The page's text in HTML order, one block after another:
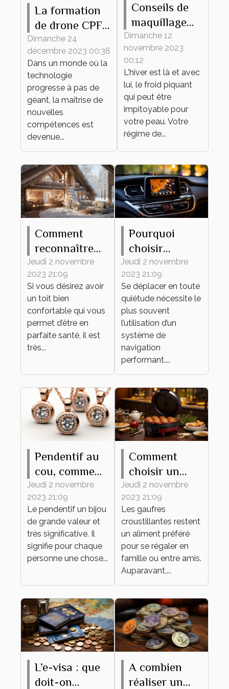
La formation
de drone CPF
comme outil
de
développement
personnel et
professionnel
Dimanche 24
décembre 2023 00:38
Dans un monde où la
technologie
progresse à pas de
géant, la maîtrise de
nouvelles
compétences est
devenue...
Conseils de
maquillage
pour protéger
votre peau du
froid hivernal
Dimanche 12
novembre 2023
00:12
L'hiver est là et avec
lui, le froid piquant
qui peut être
impitoyable pour
votre peau. Votre
régime de...
Comment
reconnaître
une maison
mal isolée ?
Jeudi 2 novembre
2023 21:09
Si vous désirez avoir
un toit bien
confortable qui vous
permet d’être en
parfaite santé, il est
très...
Pourquoi
choisir
MAPPY
comme
système de
navigation ?
Jeudi 2 novembre
2023 21:09
Se déplacer en toute
quiétude nécessite le
plus souvent
l’utilisation d’un
système de
navigation
performant....
Pendentif au
cou, comment
bien en
choisir ?
Jeudi 2 novembre
2023 21:09
Le pendentif un bijou
de grande valeur et
très significative. Il
signifie pour chaque
personne une chose...
Comment
choisir un
gaufrier ?
Jeudi 2 novembre
2023 21:09
Les gaufres
croustillantes restent
un aliment préféré
pour se régaler en
famille ou entre amis.
Auparavant,...
L’e-visa : que
doit-on
A combien
réaliser un